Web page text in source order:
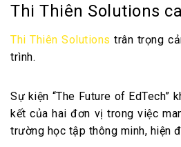
Thi Thiên Solutions
Thi Thiên Solutions trân trọng
trình.
Sự kiện “The Future of
kết của hai đơn vị trong việc
trường học tập thông minh, hiện